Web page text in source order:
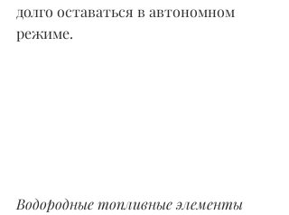
долго оставаться в автономном
режиме.
Водородные топливные элементы